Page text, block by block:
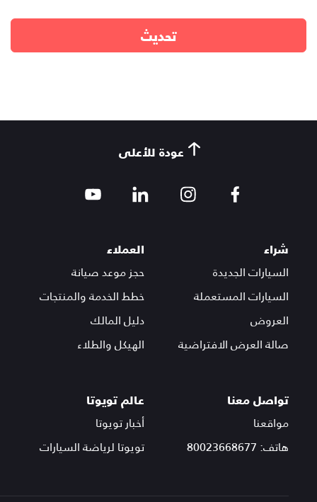
عودة للأعلى
شراء
السيارات الجديدة
السيارات المستعملة
العروض
صالة العرض الافتراضية
العملاء
حجز موعد صيانة
خطط الخدمة والمنتجات
دليل المالك
الهيكل والطلاء
تواصل معنا
مواقعنا
هاتف: 80023668677
عالم تويوتا
أخبار تويوتا
تويوتا لرياضة السيارات